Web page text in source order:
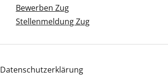
Bewerben Zug
Stellenmeldung Zug
Datenschutzerklärung